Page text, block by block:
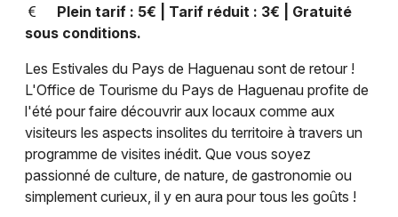
Foires & salons
Concerts
Sports
Soirées
Montpellier
Nantes
Nice
Paris
Strasbourg
Toulouse
Plein tarif : 5€ | Tarif réduit : 3€ | Gratuité
sous conditions.
Les Estivales du Pays de Haguenau sont de retour !
L'Office de Tourisme du Pays de Haguenau profite de
l'été pour faire découvrir aux locaux comme aux
visiteurs les aspects insolites du territoire à travers un
programme de visites inédit. Que vous soyez
passionné de culture, de nature, de gastronomie ou
simplement curieux, il y en aura pour tous les goûts !